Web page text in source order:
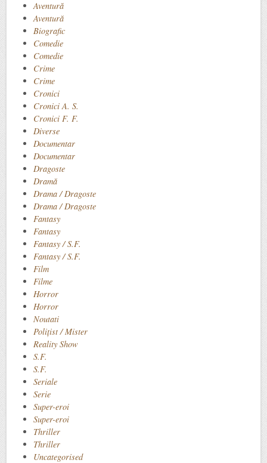
Aventură
Aventură
Biografic
Comedie
Comedie
Crime
Crime
Cronici
Cronici A. S.
Cronici F. F.
Diverse
Documentar
Documentar
Dragoste
Dramă
Drama / Dragoste
Drama / Dragoste
Fantasy
Fantasy
Fantasy / S.F.
Fantasy / S.F.
Film
Filme
Horror
Horror
Noutati
Polițist / Mister
Reality Show
S.F.
S.F.
Seriale
Serie
Super-eroi
Super-eroi
Thriller
Thriller
Uncategorised